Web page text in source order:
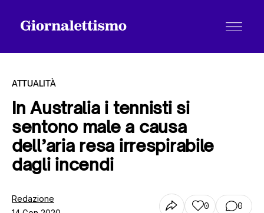
Tutti gli articoli
Chi siamo
ATTUALITÀ
In Australia i tennisti si
sentono male a causa
dell’aria resa irrespirabile
dagli incendi
Redazione
0 0